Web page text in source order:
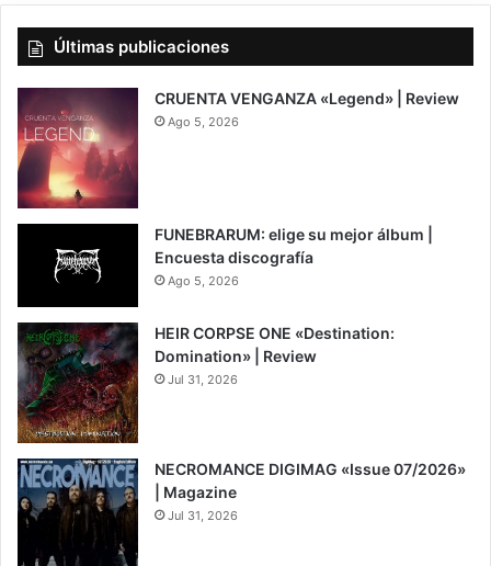
Últimas publicaciones
7
CRUENTA VENGANZA «Legend» | Review
Ago 5, 2026
FUNEBRARUM: elige su mejor álbum |
Encuesta discografía
Ago 5, 2026
8
HEIR CORPSE ONE «Destination:
Domination» | Review
Jul 31, 2026
NECROMANCE DIGIMAG «Issue 07/2026»
| Magazine
Jul 31, 2026